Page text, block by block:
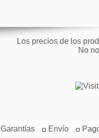
Los precios de los
No
Garantías Envío